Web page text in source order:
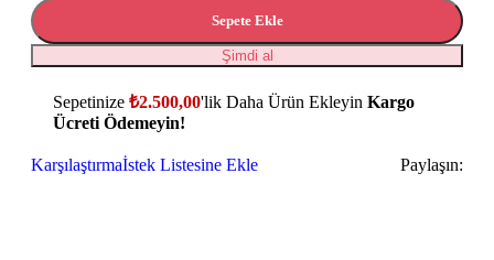
Sepete Ekle
Şimdi al
Sepetinize ₺2.500,00'lik Daha Ürün Ekleyin Kargo
Ücreti Ödemeyin!
Karşılaştırmaİstek Listesine Ekle Paylaşın: